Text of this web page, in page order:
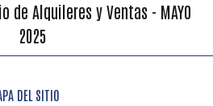
de Alquileres y Ventas - MAYO
2025
DEL SITIO